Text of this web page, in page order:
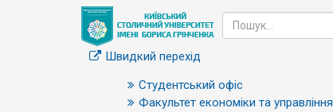
Швидкий перехід
Студентський офіс
Факультет економіки та управління